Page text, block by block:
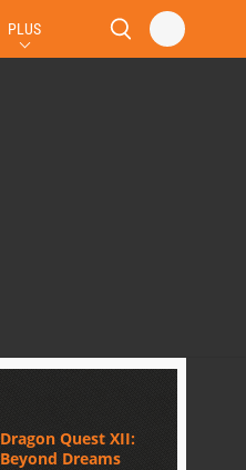
PLUS
Dragon Quest XII:
Beyond Dreams